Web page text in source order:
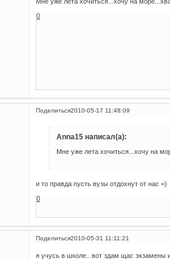
0
Поделиться2010-05-17 11:48:09
Anna15 написал(а):
Мне уже лета хочиться...хочу на
и то правда пусть вузы отдохнут от нас =)
0
Поделиться2010-05-31 11:11:21
я учусь в школе.. вот здам щас экзамены